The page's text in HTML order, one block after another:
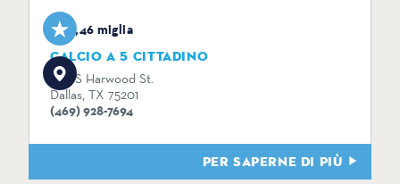
0,46 miglia
CALCIO A 5 CITTADINO
920 S Harwood St.
Dallas, TX 75201
(469) 928-7694
PER SAPERNE DI PIÙ